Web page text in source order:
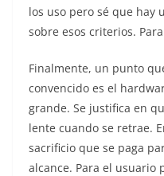
los uso pero sé que hay
sobre esos criterios.
Finalmente, un punto
convencido es el
grande. Se justifica en
lente cuando se retrae.
sacrificio que se paga
alcance. Para el usuario